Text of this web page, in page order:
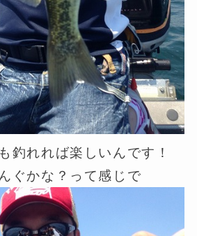
釣れれば楽しいんです！
ぐかな？って感じで